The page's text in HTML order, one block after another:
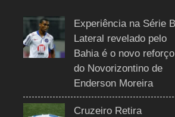
Experiência na Série
Lateral revelado pelo
Bahia é o novo reforço
do Novorizontino de
Enderson Moreira
Cruzeiro Retira